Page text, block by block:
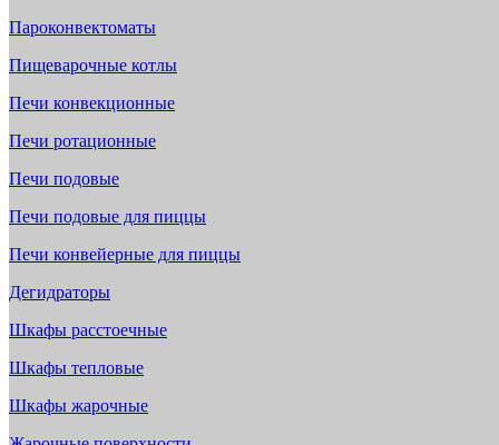
Пароконвектоматы
Пищеварочные котлы
Печи конвекционные
Печи ротационные
Печи подовые
Печи подовые для пиццы
Печи конвейерные для пиццы
Дегидраторы
Шкафы расстоечные
Шкафы тепловые
Шкафы жарочные